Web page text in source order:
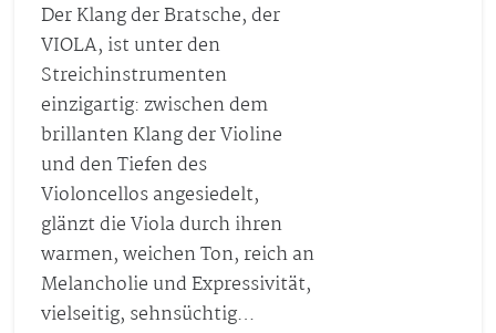
Der Klang der Bratsche, der
VIOLA, ist unter den
Streichinstrumenten
einzigartig: zwischen dem
brillanten Klang der Violine
und den Tiefen des
Violoncellos angesiedelt,
glänzt die Viola durch ihren
warmen, weichen Ton, reich an
Melancholie und Expressivität,
vielseitig, sehnsüchtig…